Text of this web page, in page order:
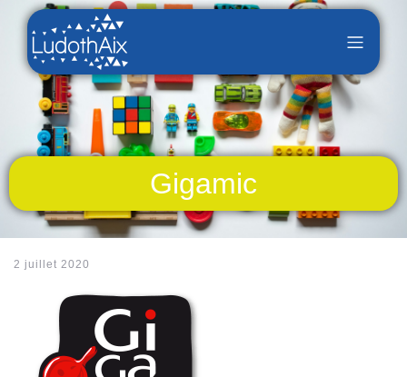
Gigamic
2 juillet 2020